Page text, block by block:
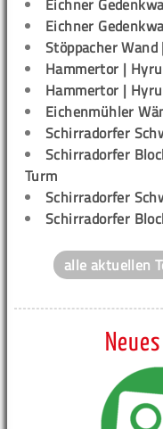
Eichner
Eichner
Stöppacher
Hammertor |
Hammertor |
Eichenmühler
Schirradorfer
Schirradorfer
Turm
Schirradorfer
Schirradorfer
alle aktuellen